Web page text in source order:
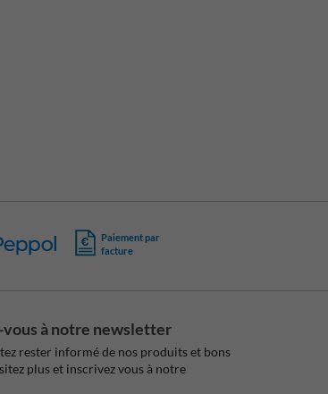
Paiement par
facture
à notre newsletter
rester informé de nos produits et bons
plus et inscrivez vous à notre